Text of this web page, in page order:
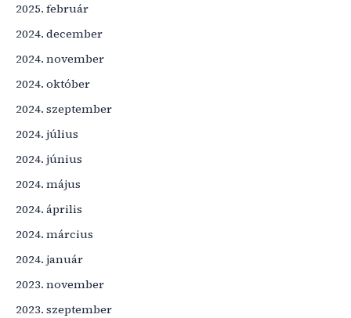
2025. február
2024. december
2024. november
2024. október
2024. szeptember
2024. július
2024. június
2024. május
2024. április
2024. március
2024. január
2023. november
2023. szeptember